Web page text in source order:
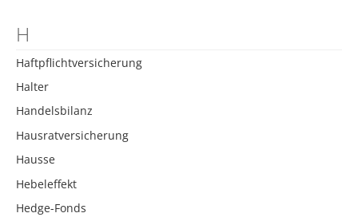
H
Haftpflichtversicherung
Halter
Handelsbilanz
Hausratversicherung
Hausse
Hebeleffekt
Hedge-Fonds